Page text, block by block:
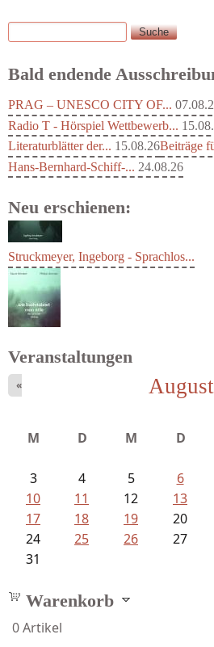
Suchformular
Suche
Bald endende
PRAG – UNESCO CITY OF...
Radio T - Hörspiel Wettbewerb...
Literaturblätter der... 15.08.26Beiträge
Hans-Bernhard-Schiff-... 24.08.26
Neu erschienen:
Schnabel, Sigune und Philipp L´...
Struckmeyer, Ingeborg - Sprachlos...
Veranstaltungen
August
«
M D M D
3
4 5 6
10
11 12 13
17
18 19 20
24
25 26 27
31
Warenkorb
0Artikel